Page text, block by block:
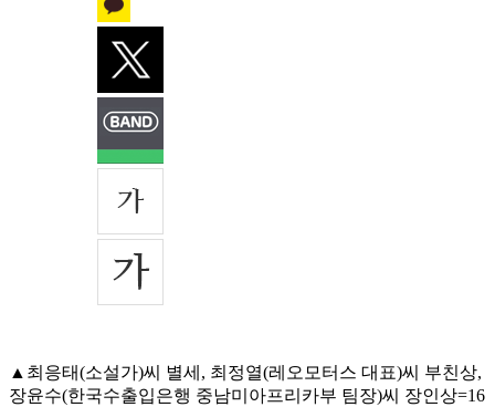
▲최응태(소설가)씨 별세, 최정열(레오모터스 대표)씨 부친상,
장윤수(한국수출입은행 중남미아프리카부 팀장)씨 장인상=16